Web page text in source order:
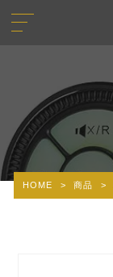
HOME > 商品 >